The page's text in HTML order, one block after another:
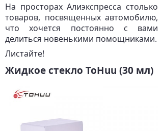
На просторах Алиэкспресса столько
товаров, посвященных автомобилю,
что хочется постоянно с вами
делиться новенькими помощниками.
Листайте!
Жидкое стекло ToHuu (30 мл)